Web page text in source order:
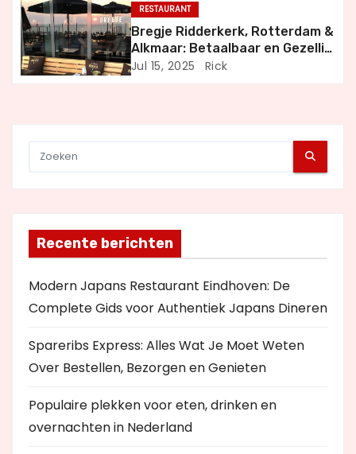
t
i
RESTAURANT
Bregje Ridderkerk, Rotterdam &
Alkmaar: Betaalbaar en Gezellig
Uit Eten
Jul 15, 2025 Rick
Recente berichten
Modern Japans Restaurant Eindhoven: De
Complete Gids voor Authentiek Japans Dineren
Spareribs Express: Alles Wat Je Moet Weten
Over Bestellen, Bezorgen en Genieten
Populaire plekken voor eten, drinken en
overnachten in Nederland